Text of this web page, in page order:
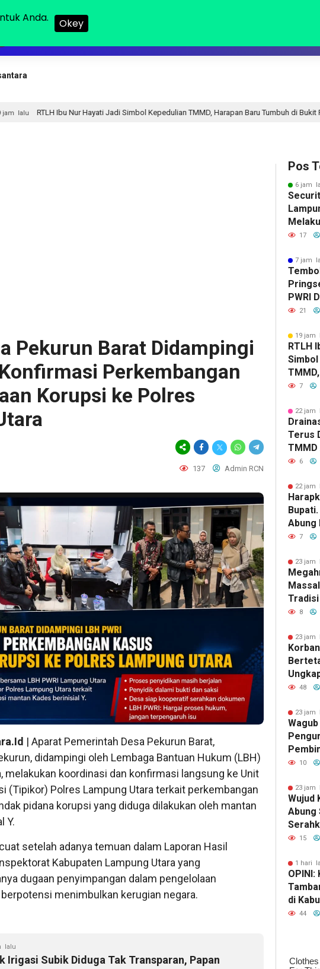
Hayati Jadi Simbol Kepedulian TMMD, Harapan Baru Tumbuh di Bukit Pinang Jaya
Pekurun Barat Didampingi
Perkembangan
Korupsi ke Polres
137 Admin RCN
| Aparat Pemerintah Desa Pekurun Barat,
didampingi oleh Lembaga Bantuan Hukum (LBH)
melakukan koordinasi dan konfirmasi langsung ke Unit
(Tipikor) Polres Lampung Utara terkait perkembangan
pidana korupsi yang diduga dilakukan oleh mantan
Y.
setelah adanya temuan dalam Laporan Hasil
Kabupaten Lampung Utara yang
dugaan penyimpangan dalam pengelolaan
menimbulkan kerugian negara.
lalu
Irigasi Subik Diduga Tak Transparan, Papan
Pos
6 jam
17
7 jam
PWRI
21
19 jam
RTLH
7
22 jam
Terus
6
22 jam
Abung
Gubuk
7
23 jam
8
23 jam
48
23 jam
Raden
10
23 jam
Wujud
Abung
Tinjau
15
1 hari
OPINI:
di
44
Anda. Okey